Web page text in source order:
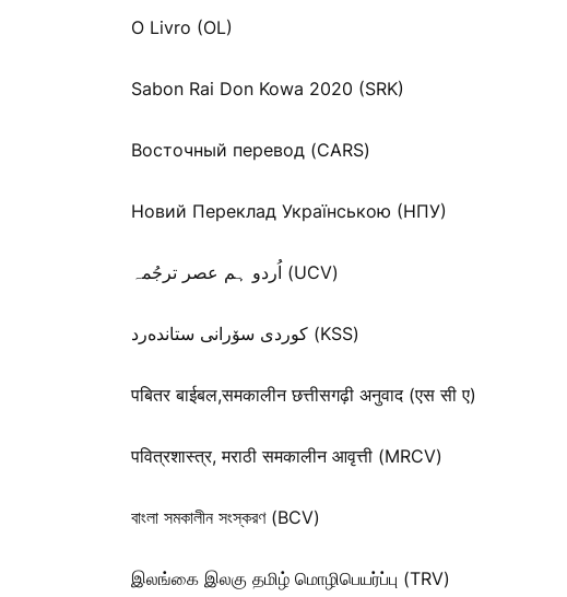
O Livro (OL)
Sabon Rai Don Kowa 2020 (SRK)
Восточный перевод (CARS)
Новий Переклад Українською (НПУ)
اُردو ہم عصر ترجُمہ (UCV)
كوردی سۆرانی ستانده‌رد (KSS)
पबितर बाईबल,समकालीन छत्तीसगढ़ी अनुवाद (एस सी ए)
पवित्रशास्त्र, मराठी समकालीन आवृत्ती (MRCV)
বাংলা সমকালীন সংস্করণ (BCV)
இலங்கை இலகு தமிழ் மொழிபெயர்ப்பு (TRV)